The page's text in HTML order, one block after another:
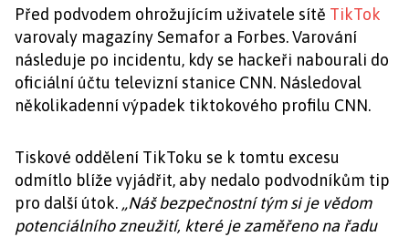
Před podvodem ohrožujícím uživatele sítě TikTok
varovaly magazíny Semafor a Forbes. Varování
následuje po incidentu, kdy se hackeři nabourali do
oficiální účtu televizní stanice CNN. Následoval
několikadenní výpadek tiktokového profilu CNN.
Tiskové oddělení TikToku se k tomtu excesu
odmítlo blíže vyjádřit, aby nedalo podvodníkům tip
pro další útok. „Náš bezpečnostní tým si je vědom
potenciálního zneužití, které je zaměřeno na řadu